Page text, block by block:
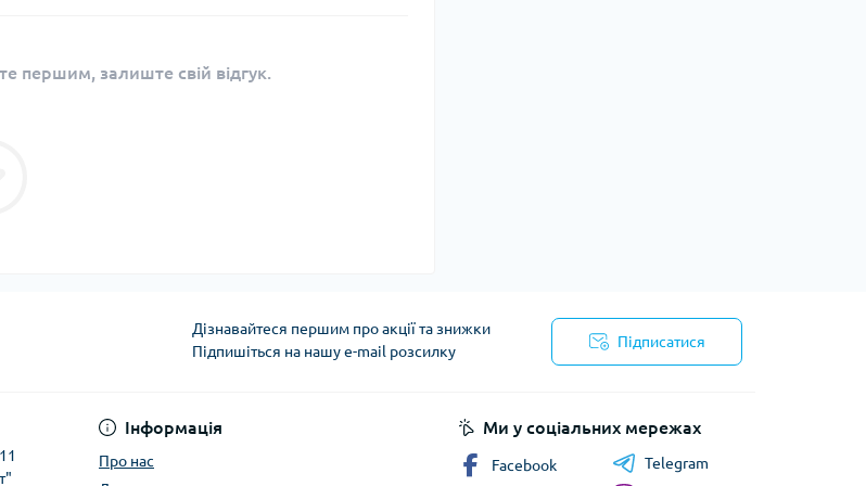
першим, залиште свій відгук.
Дізнавайтеся першим про акції та знижки
Підпишіться на нашу e-mail розсилку
Підписатися
Інформація
Про нас
Ми у соціальних мережах
Facebook Telegram